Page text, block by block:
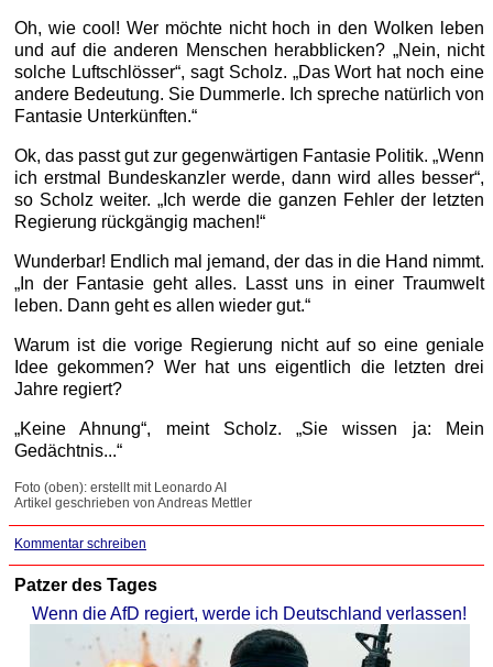
Oh, wie cool! Wer möchte nicht hoch in den Wolken leben
und auf die anderen Menschen herabblicken? „Nein, nicht
solche Luftschlösser“, sagt Scholz. „Das Wort hat noch eine
andere Bedeutung. Sie Dummerle. Ich spreche natürlich von
Fantasie Unterkünften.“
Ok, das passt gut zur gegenwärtigen Fantasie Politik. „Wenn
ich erstmal Bundeskanzler werde, dann wird alles besser“,
so Scholz weiter. „Ich werde die ganzen Fehler der letzten
Regierung rückgängig machen!“
Wunderbar! Endlich mal jemand, der das in die Hand nimmt.
„In der Fantasie geht alles. Lasst uns in einer Traumwelt
leben. Dann geht es allen wieder gut.“
Warum ist die vorige Regierung nicht auf so eine geniale
Idee gekommen? Wer hat uns eigentlich die letzten drei
Jahre regiert?
„Keine Ahnung“, meint Scholz. „Sie wissen ja: Mein
Gedächtnis...“
Foto (oben): erstellt mit Leonardo AI
Artikel geschrieben von Andreas Mettler
Kommentar schreiben
Patzer des Tages
Wenn die AfD regiert, werde ich Deutschland verlassen!